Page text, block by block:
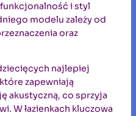
i styl
modelu zależy od
oraz
najlepiej
zapewniają
akustyczną, co sprzyja
W łazienkach kluczowa